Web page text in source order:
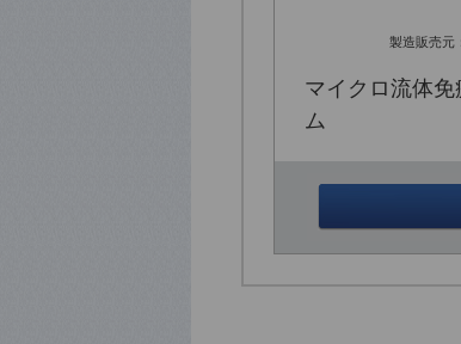
製造販売元
マイクロ流体
ム